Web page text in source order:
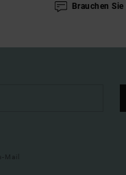
Brauchen
Mail